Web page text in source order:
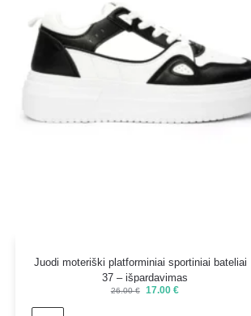
Juodi moteriški platforminiai sportiniai bateliai –
37 – išpardavimas
26.00€ 17.00 €